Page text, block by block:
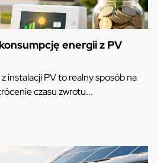
energii z PV
instalacji PV to realny sposób na
czasu zwrotu...